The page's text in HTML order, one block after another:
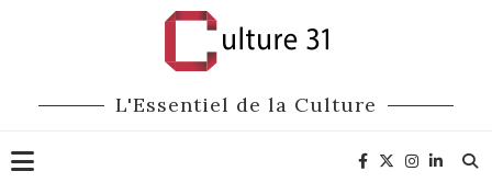
L'Essentiel de la Culture